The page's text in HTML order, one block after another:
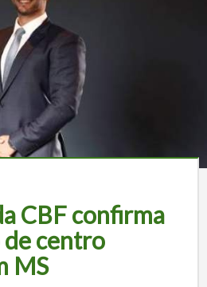
CBF confirma
de centro
MS